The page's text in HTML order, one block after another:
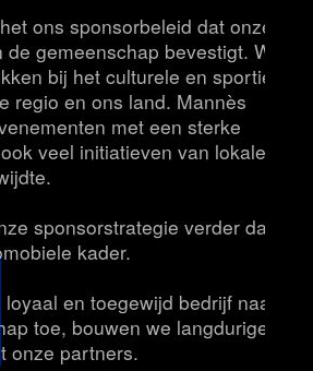
ons sponsorbeleid dat onze
gemeenschap bevestigt. We
bij het culturele en sportieve
regio en ons land. Mannès
met een sterke
veel initiatieven van lokale of
sponsorstrategie verder dan
kader.
loyaal en toegewijd bedrijf naar
toe, bouwen we langdurige
onze partners.